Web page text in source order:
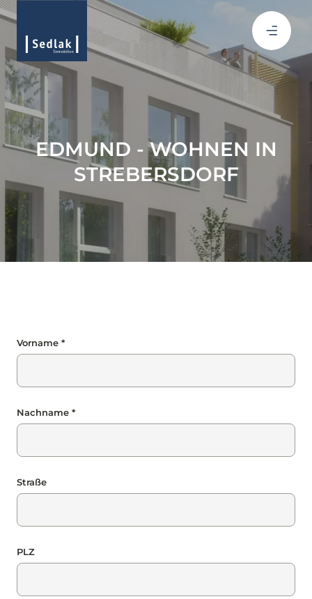
EDMUND - WOHNEN IN
STREBERSDORF
Vorname *
Nachname *
Straße
PLZ